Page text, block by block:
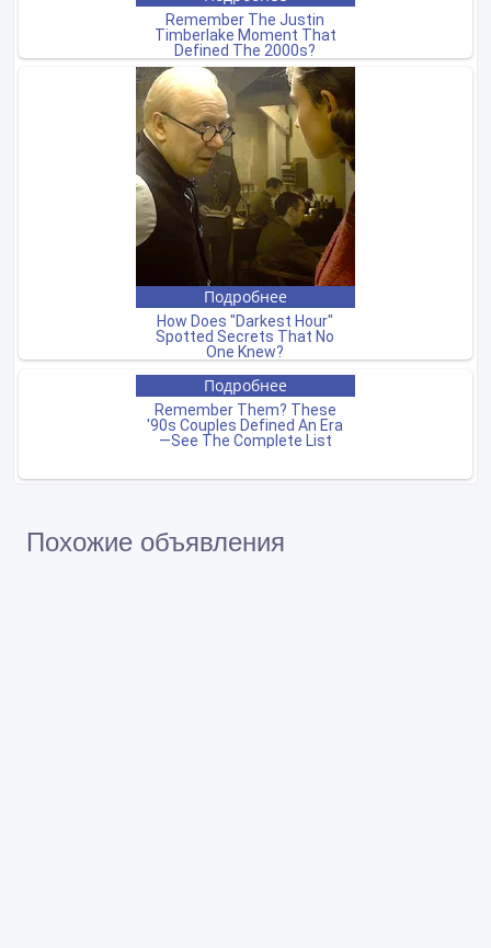
Похожие объявления